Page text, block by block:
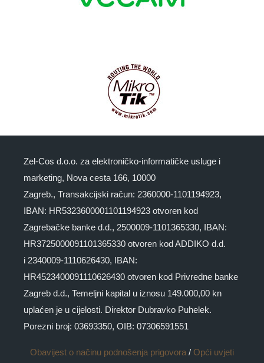
Zel-Cos d.o.o. za elektroničko-informatičke usluge i
marketing, Nova cesta 166, 10000
Zagreb., Transakcijski račun: 2360000-1101194923,
IBAN: HR5323600001101194923 otvoren kod
Zagrebačke banke d.d., 2500009-1101365330, IBAN:
HR3725000091101365330 otvoren kod ADDIKO d.d.
i 2340009-1110626430, IBAN:
HR4523400091110626430 otvoren kod Privredne banke
Zagreb d.d., Temeljni kapital u iznosu 149.000,00 kn
uplaćen je u cijelosti. Direktor Dubravko Puhelek.
Porezni broj: 03693350, OIB: 07306591551
Obavijest o načinu podnošenja prigovora / Opći uvjeti